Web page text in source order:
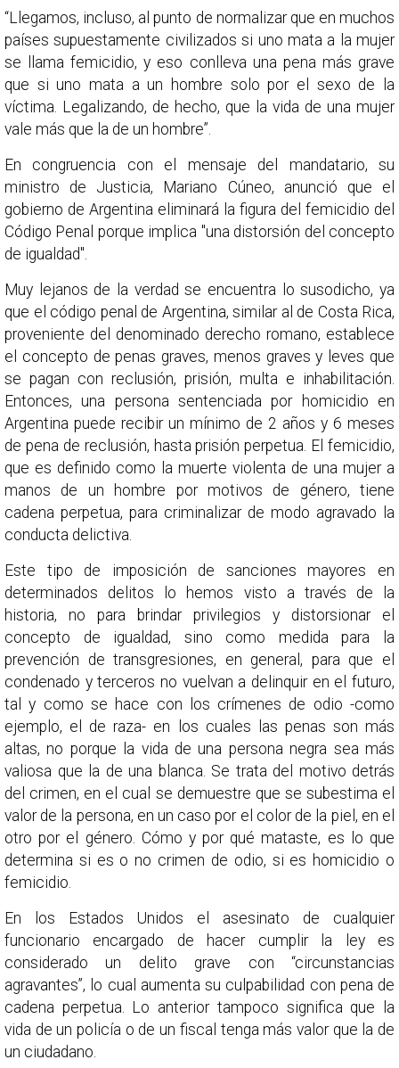
“Llegamos, incluso, al punto de normalizar que en muchos
países supuestamente civilizados si uno mata a la mujer
se llama femicidio, y eso conlleva una pena más grave
que si uno mata a un hombre solo por el sexo de la
víctima. Legalizando, de hecho, que la vida de una mujer
vale más que la de un hombre”.
En congruencia con el mensaje del mandatario, su
ministro de Justicia, Mariano Cúneo, anunció que el
gobierno de Argentina eliminará la figura del femicidio del
Código Penal porque implica "una distorsión del concepto
de igualdad".
Muy lejanos de la verdad se encuentra lo susodicho, ya
que el código penal de Argentina, similar al de Costa Rica,
proveniente del denominado derecho romano, establece
el concepto de penas graves, menos graves y leves que
se pagan con reclusión, prisión, multa e inhabilitación.
Entonces, una persona sentenciada por homicidio en
Argentina puede recibir un mínimo de 2 años y 6 meses
de pena de reclusión, hasta prisión perpetua. El femicidio,
que es definido como la muerte violenta de una mujer a
manos de un hombre por motivos de género, tiene
cadena perpetua, para criminalizar de modo agravado la
conducta delictiva.
Este tipo de imposición de sanciones mayores en
determinados delitos lo hemos visto a través de la
historia, no para brindar privilegios y distorsionar el
concepto de igualdad, sino como medida para la
prevención de transgresiones, en general, para que el
condenado y terceros no vuelvan a delinquir en el futuro,
tal y como se hace con los crímenes de odio -como
ejemplo, el de raza- en los cuales las penas son más
altas, no porque la vida de una persona negra sea más
valiosa que la de una blanca. Se trata del motivo detrás
del crimen, en el cual se demuestre que se subestima el
valor de la persona, en un caso por el color de la piel, en el
otro por el género. Cómo y por qué mataste, es lo que
determina si es o no crimen de odio, si es homicidio o
femicidio.
En los Estados Unidos el asesinato de cualquier
funcionario encargado de hacer cumplir la ley es
considerado un delito grave con “circunstancias
agravantes”, lo cual aumenta su culpabilidad con pena de
cadena perpetua. Lo anterior tampoco significa que la
vida de un policía o de un fiscal tenga más valor que la de
un ciudadano.